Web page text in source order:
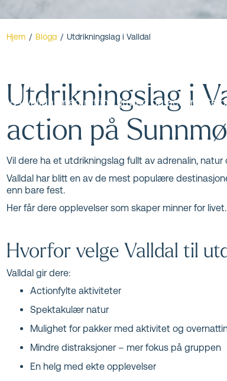
i Valldal med rafting, juving og actionfylte
samhold på Sunnmøre.
Hjem / Blogg / Utdrikningslag i Valldal
Utdrikningslag i
action på
Vil dere ha et utdrikningslag fullt av adrenalin,
Valldal har blitt en av de mest populære
enn bare fest.
Her får dere opplevelser som skaper minner for livet.
Hvorfor velge Valldal til
Valldal gir dere:
Actionfylte aktiviteter
Spektakulær natur
Mulighet for pakker med aktivitet og
Mindre distraksjoner – mer fokus på gruppen
En helg med ekte opplevelser